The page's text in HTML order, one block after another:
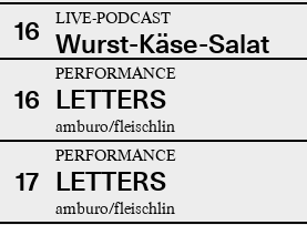
16 LIVE-PODCAST
Wurst-Käse-Salat
16
PERFORMANCE
LETTERS
amburo/fleischlin
17
PERFORMANCE
LETTERS
amburo/fleischlin